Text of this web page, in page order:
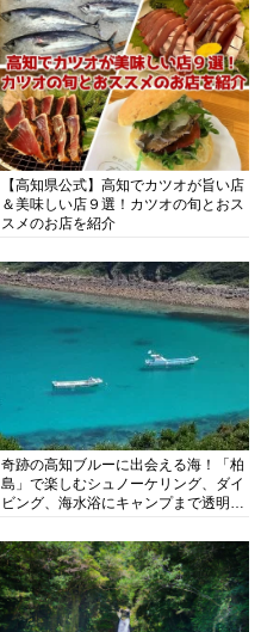
【高知県公式】高知でカツオが旨い店
＆美味しい店９選！カツオの旬とおス
スメのお店を紹介
奇跡の高知ブルーに出会える海！「柏
島」で楽しむシュノーケリング、ダイ
ビング、海水浴にキャンプまで透明度